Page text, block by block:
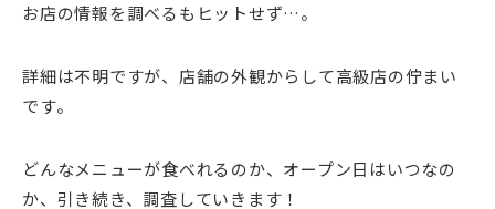
お店の情報を調べるもヒットせず…。
詳細は不明ですが、店舗の外観からして高級店の佇まい
です。
どんなメニューが食べれるのか、オープン日はいつなの
か、引き続き、調査していきます！